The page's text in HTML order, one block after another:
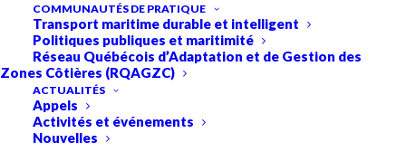
COMMUNAUTÉS DE PRATIQUE
Transport maritime durable et intelligent
Politiques publiques et maritimité
Réseau Québécois d’Adaptation et de Gestion des
Zones Côtières (RQAGZC)
ACTUALITÉS
Appels
Activités et événements
Nouvelles
PROJETS PLAINE
Solution mixte